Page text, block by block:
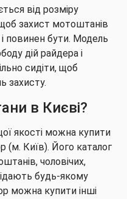
від розміру
захист мотоштанів
повинен бути. Модель
дій райдера і
сидіти, щоб
захисту.
в Києві?
якості можна купити
(м. Київ). Його каталог
чоловічих,
будь-якому
можна купити інші